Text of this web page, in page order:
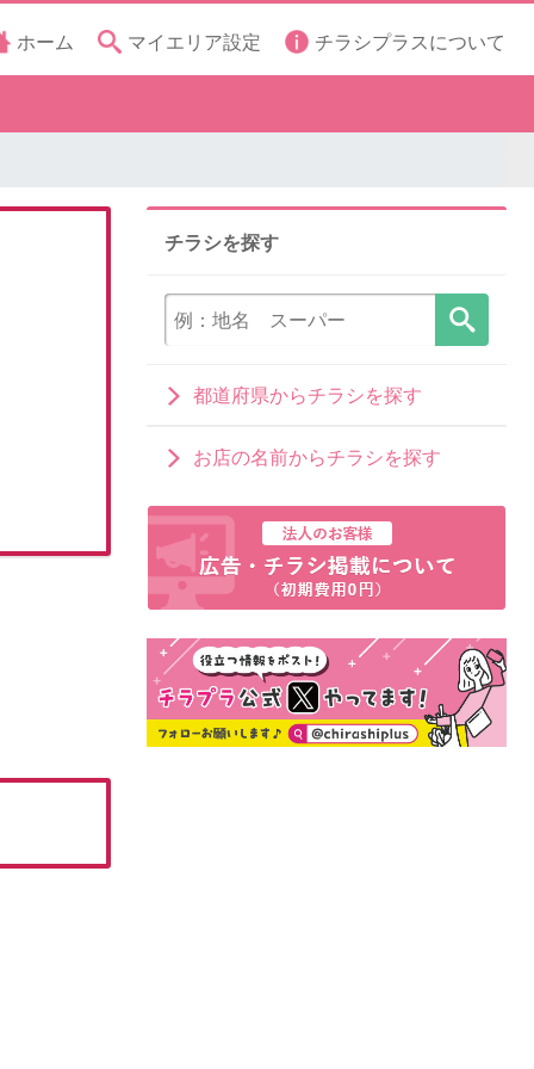
ホーム マイエリア設定 チラシプラスについて
チラシを探す
都道府県からチラシを探す
お店の名前からチラシを探す